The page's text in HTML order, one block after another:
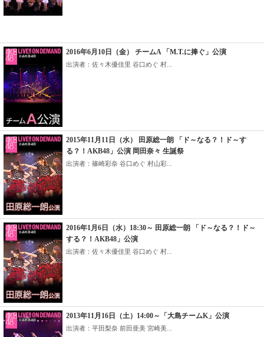
2016年6月10日（金） チームA 「M.T.に捧ぐ」公演
出演者：佐々木優佳里 谷口めぐ 村...
2015年11月11日（水） 田原総一朗 「ド～なる？！ド～す
る？！AKB48」公演 岡田奈々 生誕祭
出演者：篠崎彩奈 谷口めぐ 村山彩...
2016年1月6日（水）18:30～ 田原総一朗 「ド～なる？！ド～
する？！AKB48」公演
出演者：佐々木優佳里 谷口めぐ 村...
2013年11月16日（土）14:00～「大島チームK」公演
出演者：平田梨奈 前田亜美 宮崎美...